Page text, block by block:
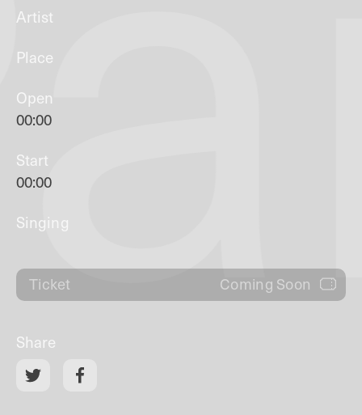
Artist
Place
Open
00:00
Start
00:00
Singing
Ticket Coming Soon
Share